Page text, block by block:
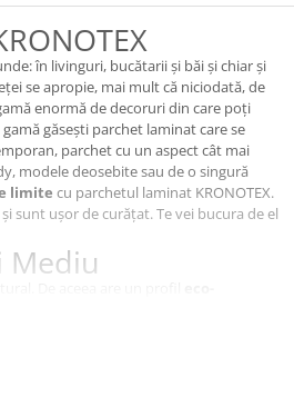
în livinguri, bucătarii și băi și chiar și
se apropie, mai mult că niciodată, de
enormă de decoruri din care poți
găsești parchet laminat care se
parchet cu un aspect cât mai
modele deosebite sau de o singură
limite cu parchetul laminat KRONOTEX.
sunt ușor de curățat. Te vei bucura de el
Mediu
cu melamina. Parchetul laminat